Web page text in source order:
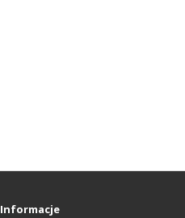
Informacje